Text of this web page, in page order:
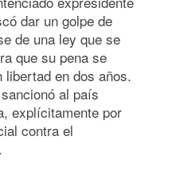
dar un golpe de
de una ley que se
que su pena se
libertad en dos años.
al país
explícitamente por
contra el